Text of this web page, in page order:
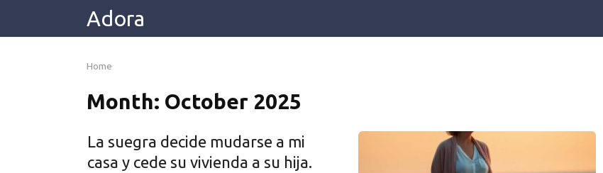
Adora
Home
Month: October 2025
La suegra decide mudarse a mi
casa y cede su vivienda a su hija.